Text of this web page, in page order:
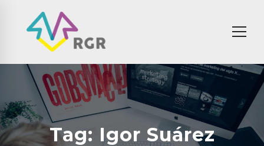
Tag: Igor Suárez